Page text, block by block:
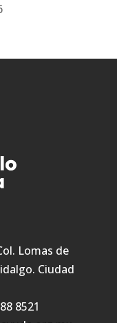
Lomas de
Ciudad
8521